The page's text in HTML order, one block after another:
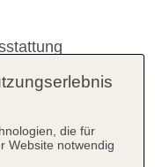
die für
Website notwendig